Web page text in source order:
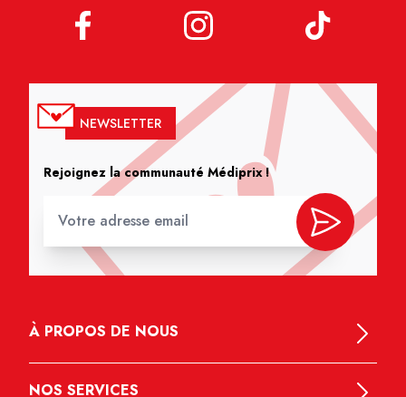
NEWSLETTER
Rejoignez la communauté Médiprix !
À PROPOS DE NOUS
NOS SERVICES